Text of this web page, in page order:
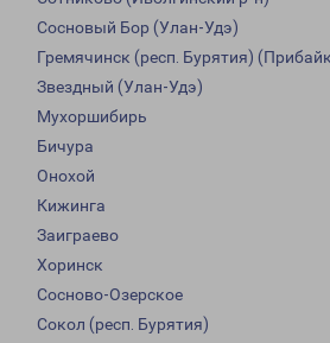
Сосновый Бор (Улан-Удэ)
Гремячинск (респ. Бурятия)
Звездный (Улан-Удэ)
Мухоршибирь
Бичура
Онохой
Кижинга
Заиграево
Хоринск
Сосново-Озерское
Сокол (респ. Бурятия)